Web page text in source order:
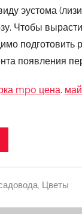
эустома
Чтобы
подготовить
появления
mpo цена.
, Цветы